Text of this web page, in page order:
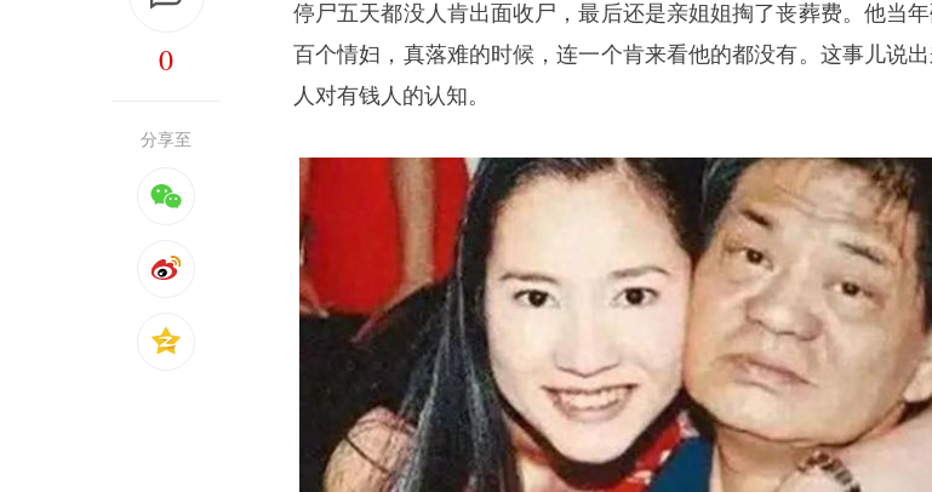
0
分享至
停尸五天都没人肯出面收尸，最后还是亲姐姐掏了丧葬费。他当
百个情妇，真落难的时候，连一个肯来看他的都没有。这事儿说
人对有钱人的认知。